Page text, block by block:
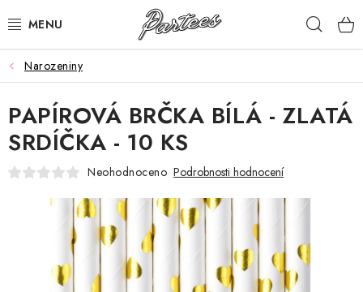
na
ROZLUČKA
NAROZENINY
NA MÍRU
DÁRKY
🖤 SLEVY
Narozeniny
PAPÍROVÁ BRČKA BÍLÁ - ZLATÁ
SRDÍČKA - 10 KS
Neohodnoceno Podrobnosti hodnocení